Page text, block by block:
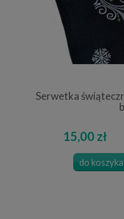
Serwetka
15,00 zł
do koszyka